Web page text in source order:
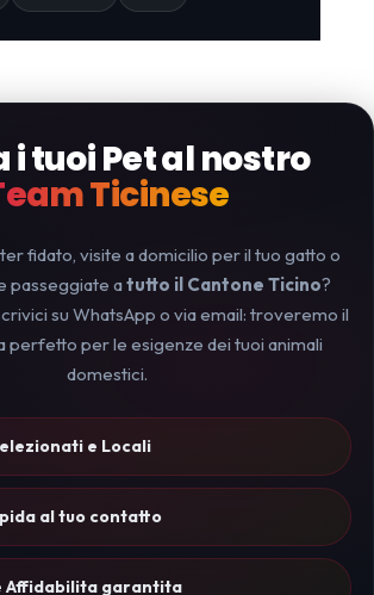
i tuoi Pet al nostro
Ticinese
fidato, visite a domicilio per il tuo gatto o
passeggiate atutto il Cantone Ticino?
su WhatsApp o via email: troveremo il
perfetto per le esigenze dei tuoi animali
domestici.
e Locali
al tuo contatto
Affidabilita garantita